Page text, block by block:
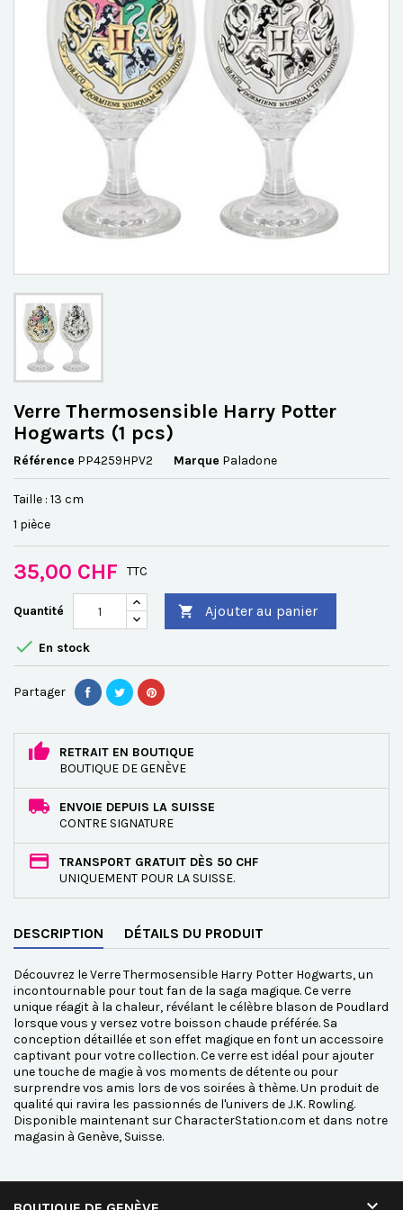
Verre Thermosensible Harry Potter
Hogwarts (1 pcs)
Référence PP4259HPV2 Marque Paladone
Taille : 13 cm
1 pièce
35,00 CHF TTC
Quantité  Ajouter au panier
 En stock
Partager
RETRAIT EN BOUTIQUE
BOUTIQUE DE GENÈVE
ENVOIE DEPUIS LA SUISSE
CONTRE SIGNATURE
TRANSPORT GRATUIT DÈS 50 CHF
UNIQUEMENT POUR LA SUISSE.
DESCRIPTION DÉTAILS DU PRODUIT
Découvrez le Verre Thermosensible Harry Potter Hogwarts, un
incontournable pour tout fan de la saga magique. Ce verre
unique réagit à la chaleur, révélant le célèbre blason de Poudlard
lorsque vous y versez votre boisson chaude préférée. Sa
conception détaillée et son effet magique en font un accessoire
captivant pour votre collection. Ce verre est idéal pour ajouter
une touche de magie à vos moments de détente ou pour
surprendre vos amis lors de vos soirées à thème. Un produit de
qualité qui ravira les passionnés de l'univers de J.K. Rowling.
Disponible maintenant sur CharacterStation.com et dans notre
magasin à Genève, Suisse.